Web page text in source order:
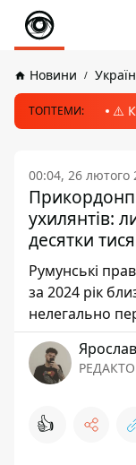
Новини
ТОПТЕМИ: ⚠️
00:04, 26 лютого
ухилянтів:
десятки
Румунські
за 2024 рік
нелегально
👍